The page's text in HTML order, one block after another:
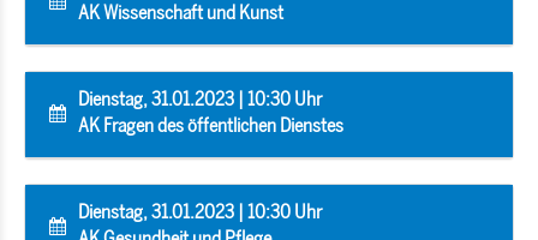
AK Wissenschaft und Kunst
Dienstag, 31.01.2023 | 10:30 Uhr
AK Fragen des öffentlichen Dienstes
Dienstag, 31.01.2023 | 10:30 Uhr